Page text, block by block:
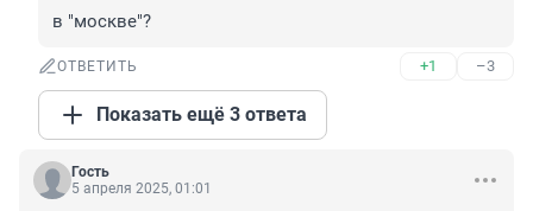
в "москве"?
ОТВЕТИТЬ +1 –3
Показать ещё 3 ответа
Гость
5 апреля 2025, 01:01